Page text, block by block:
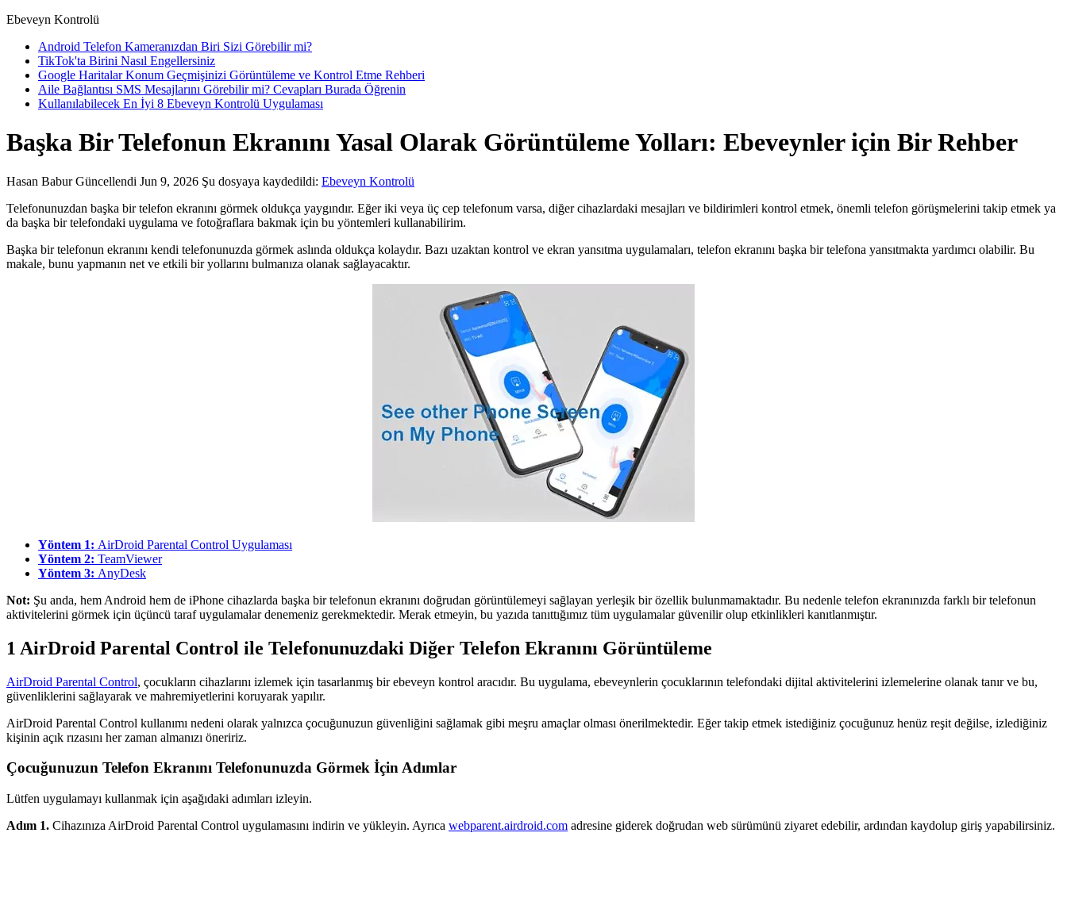
Ebeveyn Kontrolü
Android Telefon Kameranızdan Biri Sizi Görebilir mi?
TikTok'ta Birini Nasıl Engellersiniz
Google Haritalar Konum Geçmişinizi Görüntüleme ve Kontrol Etme Rehberi
Aile Bağlantısı SMS Mesajlarını Görebilir mi? Cevapları Burada Öğrenin
Kullanılabilecek En İyi 8 Ebeveyn Kontrolü Uygulaması
Başka Bir Telefonun Ekranını Yasal Olarak Görüntüleme Yolları: Ebeveynler için Bir Rehber
Hasan BaburGüncellendi Jun 9, 2026 Şu dosyaya kaydedildi: Ebeveyn Kontrolü
Telefonunuzdan başka bir telefon ekranını görmek oldukça yaygındır. Eğer iki veya üç cep telefonum varsa, diğer cihazlardaki mesajları ve bildirimleri kontrol etmek, önemli telefon görüşmelerini takip etmek ya
da başka bir telefondaki uygulama ve fotoğraflara bakmak için bu yöntemleri kullanabilirim.
Başka bir telefonun ekranını kendi telefonunuzda görmek aslında oldukça kolaydır. Bazı uzaktan kontrol ve ekran yansıtma uygulamaları, telefon ekranını başka bir telefona yansıtmakta yardımcı olabilir. Bu
makale, bunu yapmanın net ve etkili bir yollarını bulmanıza olanak sağlayacaktır.
Yöntem 1: AirDroid Parental Control Uygulaması
Yöntem 2: TeamViewer
Yöntem 3: AnyDesk
Not: Şu anda, hem Android hem de iPhone cihazlarda başka bir telefonun ekranını doğrudan görüntülemeyi sağlayan yerleşik bir özellik bulunmamaktadır. Bu nedenle telefon ekranınızda farklı bir telefonun
aktivitelerini görmek için üçüncü taraf uygulamalar denemeniz gerekmektedir. Merak etmeyin, bu yazıda tanıttığımız tüm uygulamalar güvenilir olup etkinlikleri kanıtlanmıştır.
1 AirDroid Parental Control ile Telefonunuzdaki Diğer Telefon Ekranını Görüntüleme
AirDroid Parental Control, çocukların cihazlarını izlemek için tasarlanmış bir ebeveyn kontrol aracıdır. Bu uygulama, ebeveynlerin çocuklarının telefondaki dijital aktivitelerini izlemelerine olanak tanır ve bu,
güvenliklerini sağlayarak ve mahremiyetlerini koruyarak yapılır.
AirDroid Parental Control kullanımı nedeni olarak yalnızca çocuğunuzun güvenliğini sağlamak gibi meşru amaçlar olması önerilmektedir. Eğer takip etmek istediğiniz çocuğunuz henüz reşit değilse, izlediğiniz
kişinin açık rızasını her zaman almanızı öneririz.
Çocuğunuzun Telefon Ekranını Telefonunuzda Görmek İçin Adımlar
Lütfen uygulamayı kullanmak için aşağıdaki adımları izleyin.
Adım 1. Cihazınıza AirDroid Parental Control uygulamasını indirin ve yükleyin. Ayrıca webparent.airdroid.com adresine giderek doğrudan web sürümünü ziyaret edebilir, ardından kaydolup giriş yapabilirsiniz.